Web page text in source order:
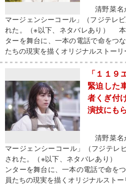
清野菜名
マージェンシーコール」（フジテレ
れた。（※以下、ネタバレあり） 本
ターを舞台に、一本の電話で命をつ
たちの現実を描くオリジナルストーリ
「１１９
緊迫した
者くぎ付
演技にも
清野菜名
マージェンシーコール」（フジテレ
された。（※以下、ネタバレあり）
ンターを舞台に、一本の電話で命を
員たちの現実を描くオリジナルストー